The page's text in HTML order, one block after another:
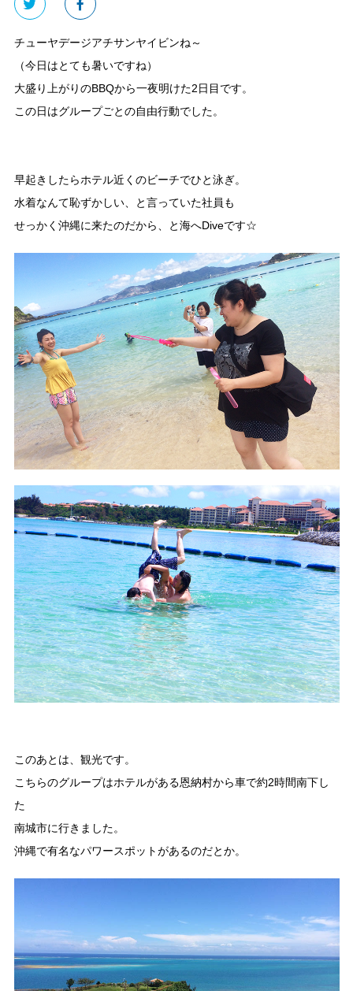
チューヤデージアチサンヤイビンね～
（今日はとても暑いですね）
大盛り上がりのBBQから一夜明けた2日目です。
この日はグループごとの自由行動でした。
早起きしたらホテル近くのビーチでひと泳ぎ。
水着なんて恥ずかしい、と言っていた社員も
せっかく沖縄に来たのだから、と海へDiveです☆
このあとは、観光です。
こちらのグループはホテルがある恩納村から車で約2時間南下し
た
南城市に行きました。
沖縄で有名なパワースポットがあるのだとか。